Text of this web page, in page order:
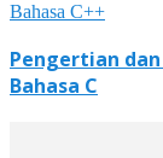
Bahasa C++
Pengertian
Bahasa C